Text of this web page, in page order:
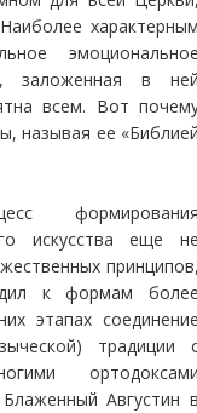
заложенная в
всем. Вот
называя ее
искусства еще
к формам
этапах
традиции
Августин